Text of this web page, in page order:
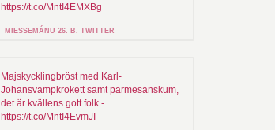
https://t.co/MntI4EMXBg
MIESSEMÁNU 26. B. TWITTER
Majskycklingbröst med Karl-
Johansvampkrokett samt parmesanskum,
det är kvällens gott folk -
https://t.co/MntI4EvmJI